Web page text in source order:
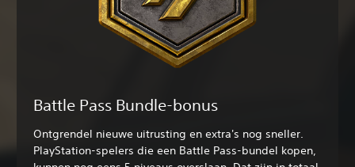
Battle Pass Bundle-bonus
Ontgrendel nieuwe uitrusting en extra's nog sneller.
PlayStation-spelers die een Battle Pass-bundel kopen,